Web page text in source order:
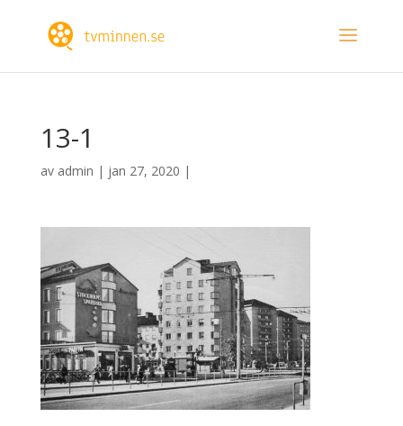
13-1
av admin | jan 27, 2020 |